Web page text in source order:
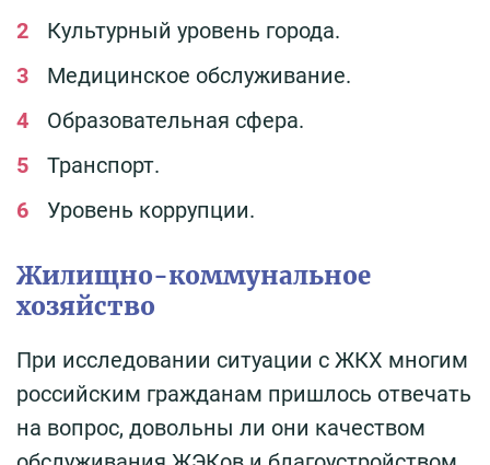
Культурный уровень города.
Медицинское обслуживание.
Образовательная сфера.
Транспорт.
Уровень коррупции.
Жилищно-коммунальное
хозяйство
При исследовании ситуации с ЖКХ многим
российским гражданам пришлось отвечать
на вопрос, довольны ли они качеством